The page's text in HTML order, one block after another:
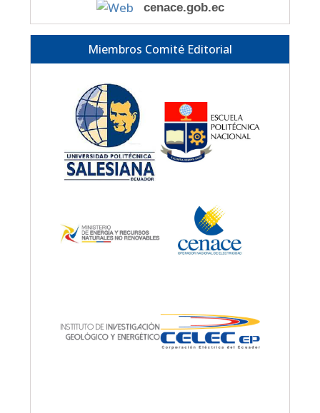
cenace.gob.ec
Miembros Comité Editorial